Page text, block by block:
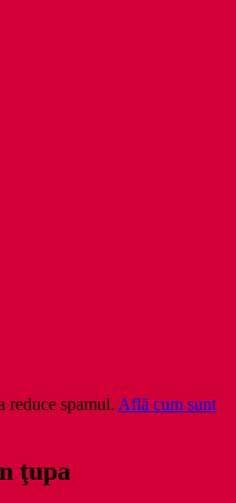
reduce spamul. Află cum sunt
ţupa